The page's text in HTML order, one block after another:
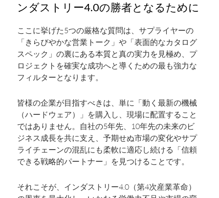
ンダストリー4.0の勝者となるために
ここに挙げた5つの厳格な質問は、サプライヤーの
「きらびやかな営業トーク」や「表面的なカタログ
スペック」の裏にある本質と真の実力を見極め、プ
ロジェクトを確実な成功へと導くための最も強力な
フィルターとなります。
皆様の企業が目指すべきは、単に「動く最新の機械
（ハードウェア）」を購入し、現場に配置すること
ではありません。自社の5年先、10年先の未来のビ
ジネス成長を共に支え、予期せぬ市場の変化やサプ
ライチェーンの混乱にも柔軟に適応し続ける「信頼
できる戦略的パートナー」を見つけることです。
それこそが、インダストリー4.0（第4次産業革命）